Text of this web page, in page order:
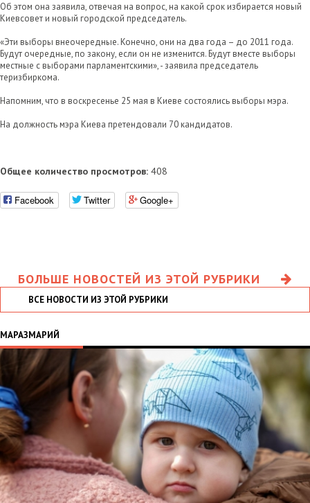
Об этом она заявила, отвечая на вопрос, на какой срок избирается новый
Киевсовет и новый городской председатель.
«Эти выборы внеочередные. Конечно, они на два года – до 2011 года.
Будут очередные, по закону, если он не изменится. Будут вместе выборы
местные с выборами парламентскими», - заявила председатель
теризбиркома.
Напомним, что в воскресенье 25 мая в Киеве состоялись выборы мэра.
На должность мэра Киева претендовали 70 кандидатов.
Общее количество просмотров: 408
Facebook Twitter Google+
БОЛЬШЕ НОВОСТЕЙ ИЗ ЭТОЙ РУБРИКИ
ВСЕ НОВОСТИ ИЗ ЭТОЙ РУБРИКИ
МАРАЗМАРИЙ